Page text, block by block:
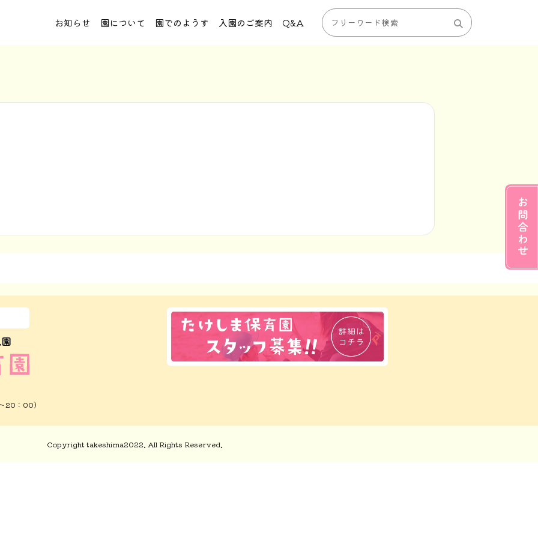
お知らせ 園について 園でのようす 入園のご案内 Q&A
20：00）
Copyright takeshima2022. All Rights Reserved.